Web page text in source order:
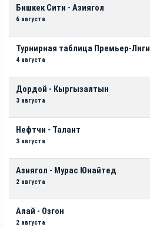
Бишкек Сити - Азиягол
6 августа
Турнирная таблица Премьер-Лиги
4 августа
Дордой - Кыргызалтын
3 августа
Нефтчи - Талант
3 августа
Азиягол - Мурас Юнайтед
2 августа
Алай - Озгон
2 августа